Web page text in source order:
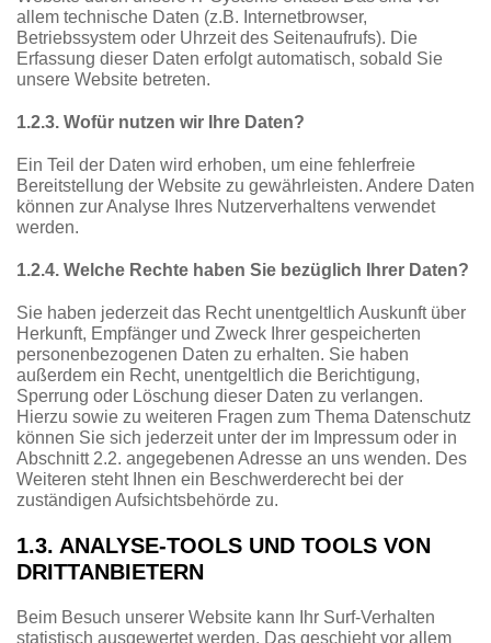
allem technische Daten (z.B. Internetbrowser,
Betriebssystem oder Uhrzeit des Seitenaufrufs). Die
Erfassung dieser Daten erfolgt automatisch, sobald Sie
unsere Website betreten.
1.2.3. Wofür nutzen wir Ihre Daten?
Ein Teil der Daten wird erhoben, um eine fehlerfreie
Bereitstellung der Website zu gewährleisten. Andere Daten
können zur Analyse Ihres Nutzerverhaltens verwendet
werden.
1.2.4. Welche Rechte haben Sie bezüglich Ihrer Daten?
Sie haben jederzeit das Recht unentgeltlich Auskunft über
Herkunft, Empfänger und Zweck Ihrer gespeicherten
personenbezogenen Daten zu erhalten. Sie haben
außerdem ein Recht, unentgeltlich die Berichtigung,
Sperrung oder Löschung dieser Daten zu verlangen.
Hierzu sowie zu weiteren Fragen zum Thema Datenschutz
können Sie sich jederzeit unter der im Impressum oder in
Abschnitt 2.2. angegebenen Adresse an uns wenden. Des
Weiteren steht Ihnen ein Beschwerderecht bei der
zuständigen Aufsichtsbehörde zu.
1.3. ANALYSE-TOOLS UND TOOLS VON
DRITTANBIETERN
Beim Besuch unserer Website kann Ihr Surf-Verhalten
statistisch ausgewertet werden. Das geschieht vor allem